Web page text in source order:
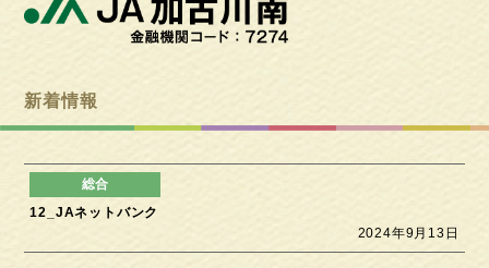
新着情報
12_JAネットバンク
2024年9月13日